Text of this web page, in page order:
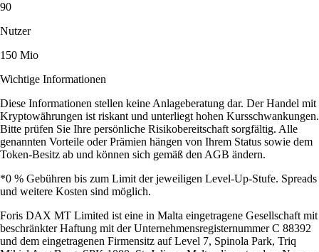
90
Nutzer
150 Mio
Wichtige Informationen
Diese Informationen stellen keine Anlageberatung dar. Der Handel mit
Kryptowährungen ist riskant und unterliegt hohen Kursschwankungen.
Bitte prüfen Sie Ihre persönliche Risikobereitschaft sorgfältig. Alle
genannten Vorteile oder Prämien hängen von Ihrem Status sowie dem
Token-Besitz ab und können sich gemäß den AGB ändern.
*0 % Gebühren bis zum Limit der jeweiligen Level-Up-Stufe. Spreads
und weitere Kosten sind möglich.
Foris DAX MT Limited ist eine in Malta eingetragene Gesellschaft mit
beschränkter Haftung mit der Unternehmensregisternummer C 88392
und dem eingetragenen Firmensitz auf Level 7, Spinola Park, Triq